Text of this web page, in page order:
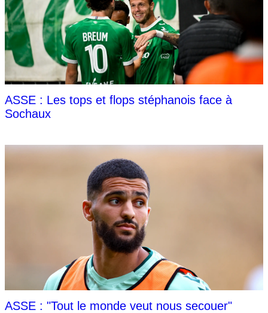
ASSE : Les tops et flops stéphanois face à
Sochaux
ASSE : "Tout le monde veut nous secouer"